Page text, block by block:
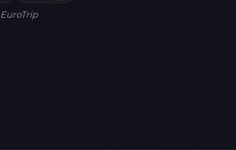
EuroTrip